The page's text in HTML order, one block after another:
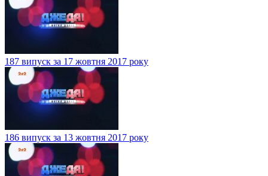
187 випуск за 17 жовтня 2017 року
186 випуск за 13 жовтня 2017 року